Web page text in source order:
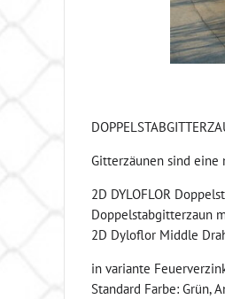
Gitterzäunen sind eine
2D DYLOFLOR
Doppelstabgitterzaun
2D Dyloflor Middle
in variante
Standard Farbe: Grün,